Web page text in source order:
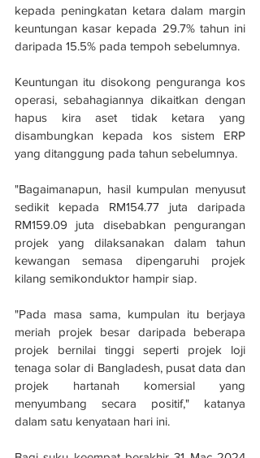
kepada peningkatan ketara dalam margin
keuntungan kasar kepada 29.7% tahun ini
daripada 15.5% pada tempoh sebelumnya.
Keuntungan itu disokong penguranga kos
operasi, sebahagiannya dikaitkan dengan
hapus kira aset tidak ketara yang
disambungkan kepada kos sistem ERP
yang ditanggung pada tahun sebelumnya.
"Bagaimanapun, hasil kumpulan menyusut
sedikit kepada RM154.77 juta daripada
RM159.09 juta disebabkan pengurangan
projek yang dilaksanakan dalam tahun
kewangan semasa dipengaruhi projek
kilang semikonduktor hampir siap.
"Pada masa sama, kumpulan itu berjaya
meriah projek besar daripada beberapa
projek bernilai tinggi seperti projek loji
tenaga solar di Bangladesh, pusat data dan
projek hartanah komersial yang
menyumbang secara positif," katanya
dalam satu kenyataan hari ini.